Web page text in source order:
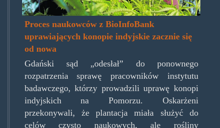
Proces naukowców z BioInfoBank
uprawiających konopie indyjskie zacznie się
od nowa
Gdański sąd „odesłał” do ponownego
rozpatrzenia sprawę pracowników instytutu
badawczego, którzy prowadzili uprawę konopi
indyjskich na Pomorzu. Oskarżeni
przekonywali, że plantacja miała służyć do
celów czysto naukowych, ale rośliny